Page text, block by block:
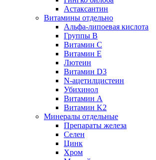
Астаксантин
Витамины отдельно
Альфа-липоевая кислота
Группы B
Витамин С
Витамин Е
Лютеин
Витамин D3
N-ацетилцистеин
Убихинол
Витамин А
Витамин K2
Минералы отдельные
Препараты железа
Селен
Цинк
Хром